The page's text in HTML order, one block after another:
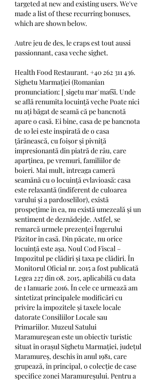
targeted at new and existing users. We've
made a list of these recurring bonuses,
which are shown below.
Autre jeu de des, le craps est tout aussi
passionnant, casa veche sighet.
Health Food Restaurant. +40 262 311 436.
Sighetu Marmației (Romanian
pronunciation: [ˌsiɡetu marˈmat͡si. Unde
se află renumita locuință veche Poate nici
nu ați băgat de seamă că pe bancnotă
apare o casă. Ei bine, casa de pe bancnota
de 10 lei este inspirată de o casa
țărănească, cu foișor și pivniță
impresionantă din piatră de râu, care
aparținea, pe vremuri, familiilor de
boieri. Mai mult, întreaga cameră
seamănă cu o locuință evlavioasă: casa
este relaxantă (indiferent de culoarea
varului și a pardoselilor), există
prospețime în ea, nu există umezeală și un
sentiment de deznădejde. Astfel, se
remarcă urmele prezenței Îngerului
Păzitor în casă. Din păcate, nu orice
locuință este așa. Noul Cod Fiscal –
Impozitul pe clădiri și taxa pe clădiri. În
Monitorul Oficial nr. 2015 a fost publicată
Legea 227 din 08. 2015, aplicabilă cu data
de 1 Ianuarie 2016. În cele ce urmează am
sintetizat principalele modificări cu
privire la impozitele și taxele locale
datorate Consiliilor Locale sau
Primariilor. Muzeul Satului
Maramureșean este un obiectiv turistic
situat în orașul Sighetu Marmației, județul
Maramureș, deschis în anul 1981, care
grupează, în principal, o colecție de case
specifice zonei Maramureșului. Pentru a